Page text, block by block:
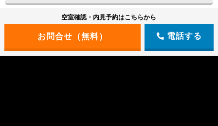
空室確認・内見予約はこちらから
電話する